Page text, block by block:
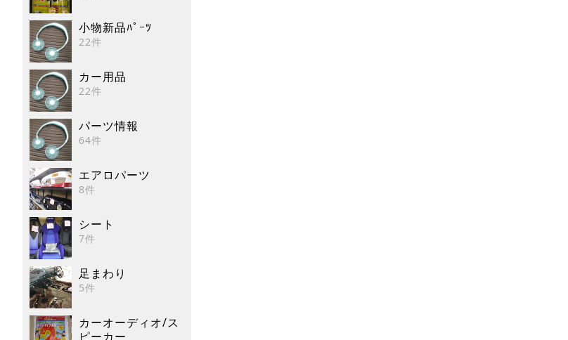
小物新品ﾊﾟｰﾂ
22件
カー用品
22件
パーツ情報
64件
エアロパーツ
8件
シート
7件
足まわり
5件
カーオーディオ/ス
ピーカー